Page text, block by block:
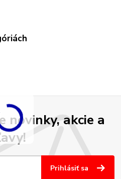
novinky, akcie a
Prihlásiť sa